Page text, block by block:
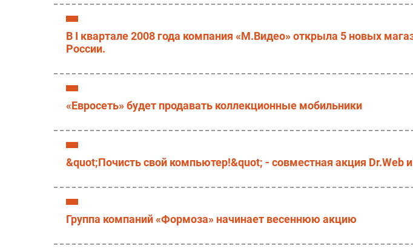
В I квартале 2008 года компания «М.Видео» открыла 5 новых
России.
«Евросеть» будет продавать коллекционные мобильники
&quot;Почисть свой компьютер!&quot; - совместная акция Dr.Web
Группа компаний «Формоза» начинает весеннюю акцию